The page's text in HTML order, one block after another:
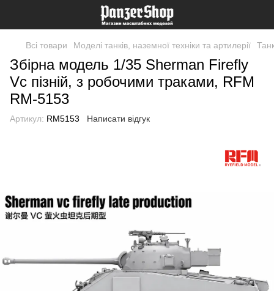
Всі товари Моделі танків, наземної техніки та артилерії
Збірна модель 1/35 Sherman Firefly
Vc пізній, з робочими траками, RFM
RM-5153
Артикул: RM5153 Написати відгук